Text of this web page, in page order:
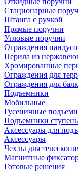
Стационарные
Штанга с ручкой
Прямые поручни
Угловые поручни
Ограждения
Перила из
Хромированные
Ограждения для
Ограждения для
Подъемники
Мобильные
Гусеничные
Подъемники
Аксессуары для
Аксессуары
Чехлы для
Магнитные
Готовые решения